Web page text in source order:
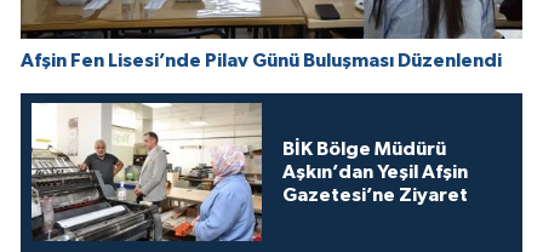
Afşin Fen Lisesi’nde Pilav Günü Buluşması Düzenlendi
BİK Bölge Müdürü
Aşkın’dan Yeşil Afşin
Gazetesi’ne Ziyaret